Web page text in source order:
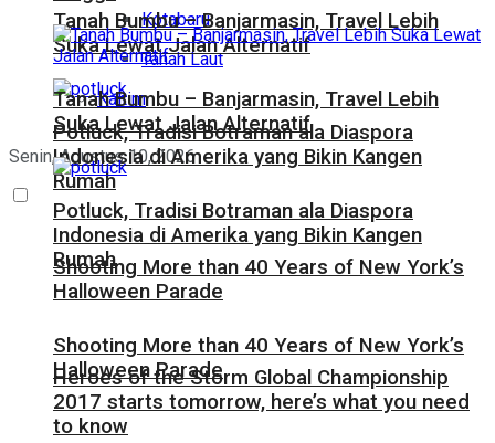
Kotabaru
Tanah Laut
Kaltim
Senin, Agustus 10, 2026
Tanah Bumbu – Banjarmasin, Travel Lebih
Suka Lewat Jalan Alternatif
Potluck, Tradisi Botraman ala Diaspora
Indonesia di Amerika yang Bikin Kangen
Rumah
Shooting More than 40 Years of New York’s
Halloween Parade
Heroes of the Storm Global Championship
2017 starts tomorrow, here’s what you need
to know
Tanah Bumbu – Banjarmasin, Travel Lebih
Suka Lewat Jalan Alternatif
Potluck, Tradisi Botraman ala Diaspora
Indonesia di Amerika yang Bikin Kangen
Rumah
Shooting More than 40 Years of New York’s
Halloween Parade